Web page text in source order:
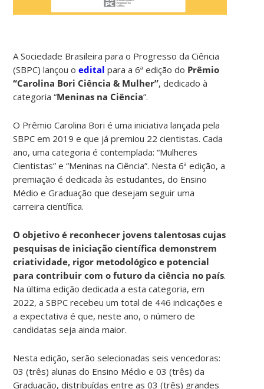
A Sociedade Brasileira para o Progresso da Ciência
(SBPC) lançou oedital para a 6ª edição do Prêmio
“Carolina Bori Ciência & Mulher”, dedicado à
categoria “Meninas na Ciência”.
O Prêmio Carolina Bori é uma iniciativa lançada pela
SBPC em 2019 e que já premiou 22 cientistas. Cada
ano, uma categoria é contemplada: “Mulheres
Cientistas” e “Meninas na Ciência”. Nesta 6ª edição, a
premiação é dedicada às estudantes, do Ensino
Médio e Graduação que desejam seguir uma
carreira científica.
O objetivo é reconhecer jovens talentosas cujas
pesquisas de iniciação científica demonstrem
criatividade, rigor metodológico e potencial
para contribuir com o futuro da ciência no país.
Na última edição dedicada a esta categoria, em
2022, a SBPC recebeu um total de 446 indicações e
a expectativa é que, neste ano, o número de
candidatas seja ainda maior.
Nesta edição, serão selecionadas seis vencedoras:
03 (três) alunas do Ensino Médio e 03 (três) da
Graduação, distribuídas entre as 03 (três) grandes